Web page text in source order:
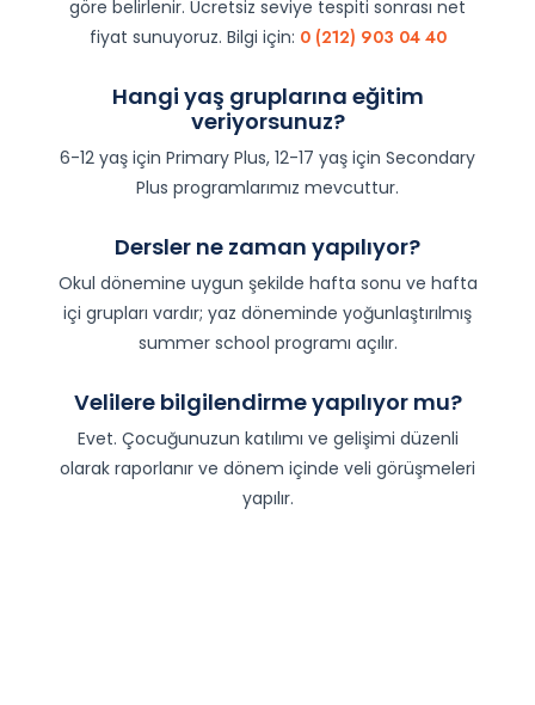
göre belirlenir. Ücretsiz seviye tespiti sonrası net
fiyat sunuyoruz. Bilgi için: 0 (212) 903 04 40
Hangi yaş gruplarına eğitim
veriyorsunuz?
6-12 yaş için Primary Plus, 12-17 yaş için Secondary
Plus programlarımız mevcuttur.
Dersler ne zaman yapılıyor?
Okul dönemine uygun şekilde hafta sonu ve hafta
içi grupları vardır; yaz döneminde yoğunlaştırılmış
summer school programı açılır.
Velilere bilgilendirme yapılıyor mu?
Evet. Çocuğunuzun katılımı ve gelişimi düzenli
olarak raporlanır ve dönem içinde veli görüşmeleri
yapılır.